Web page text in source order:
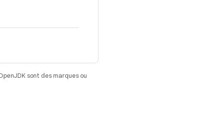
sont des marques ou